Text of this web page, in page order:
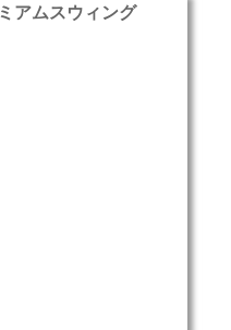
アムスウィング